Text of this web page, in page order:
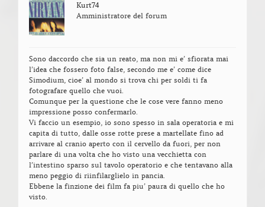
Kurt74
Amministratore del forum
Sono daccordo che sia un reato, ma non mi e’ sfiorata mai
l’idea che fossero foto false, secondo me e’ come dice
Simodium, cioe’ al mondo si trova chi per soldi ti fa
fotografare quello che vuoi.
Comunque per la questione che le cose vere fanno meno
impressione posso confermarlo.
Vi faccio un esempio, io sono spesso in sala operatoria e mi
capita di tutto, dalle osse rotte prese a martellate fino ad
arrivare al cranio aperto con il cervello da fuori, per non
parlare di una volta che ho visto una vecchietta con
l’intestino sparso sul tavolo operatorio e che tentavano alla
meno peggio di riinfilarglielo in pancia.
Ebbene la finzione dei film fa piu’ paura di quello che ho
visto.